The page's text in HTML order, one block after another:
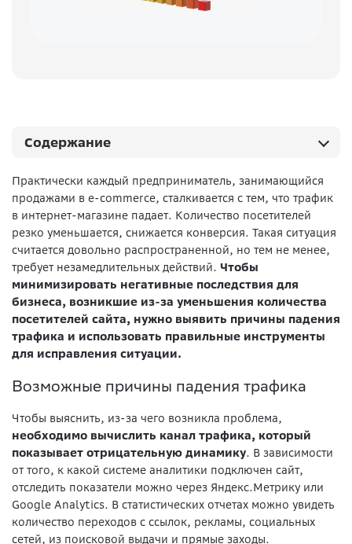
Практически каждый предприниматель, занимающийся
продажами в e-commerce, сталкивается с тем, что трафик
в интернет-магазине падает. Количество посетителей
резко уменьшается, снижается конверсия. Такая ситуация
считается довольно распространенной, но тем не менее,
требует незамедлительных действий. Чтобы
минимизировать негативные последствия для
бизнеса, возникшие из-за уменьшения количества
посетителей сайта, нужно выявить причины падения
трафика и использовать правильные инструменты
для исправления ситуации.
Возможные причины падения трафика
Чтобы выяснить, из-за чего возникла проблема,
необходимо вычислить канал трафика, который
показывает отрицательную динамику. В зависимости
от того, к какой системе аналитики подключен сайт,
отследить показатели можно через Яндекс.Метрику или
Google Analytics. В статистических отчетах можно увидеть
количество переходов с ссылок, рекламы, социальных
сетей, из поисковой выдачи и прямые заходы.
Содержание